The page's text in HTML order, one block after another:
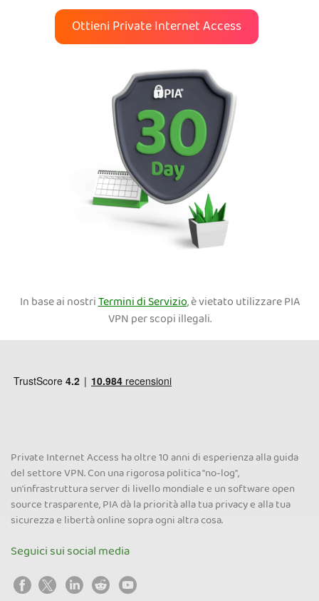
Ottieni Private Internet Access
In base ai nostriTermini di Servizio, è vietato utilizzare PIA
VPN per scopi illegali.
Private Internet Access ha oltre 10 anni di esperienza alla guida
del settore VPN. Con una rigorosa politica "no-log",
un'infrastruttura server di livello mondiale e un software open
source trasparente, PIA dà la priorità alla tua privacy e alla tua
sicurezza e libertà online sopra ogni altra cosa.
Seguici sui social media